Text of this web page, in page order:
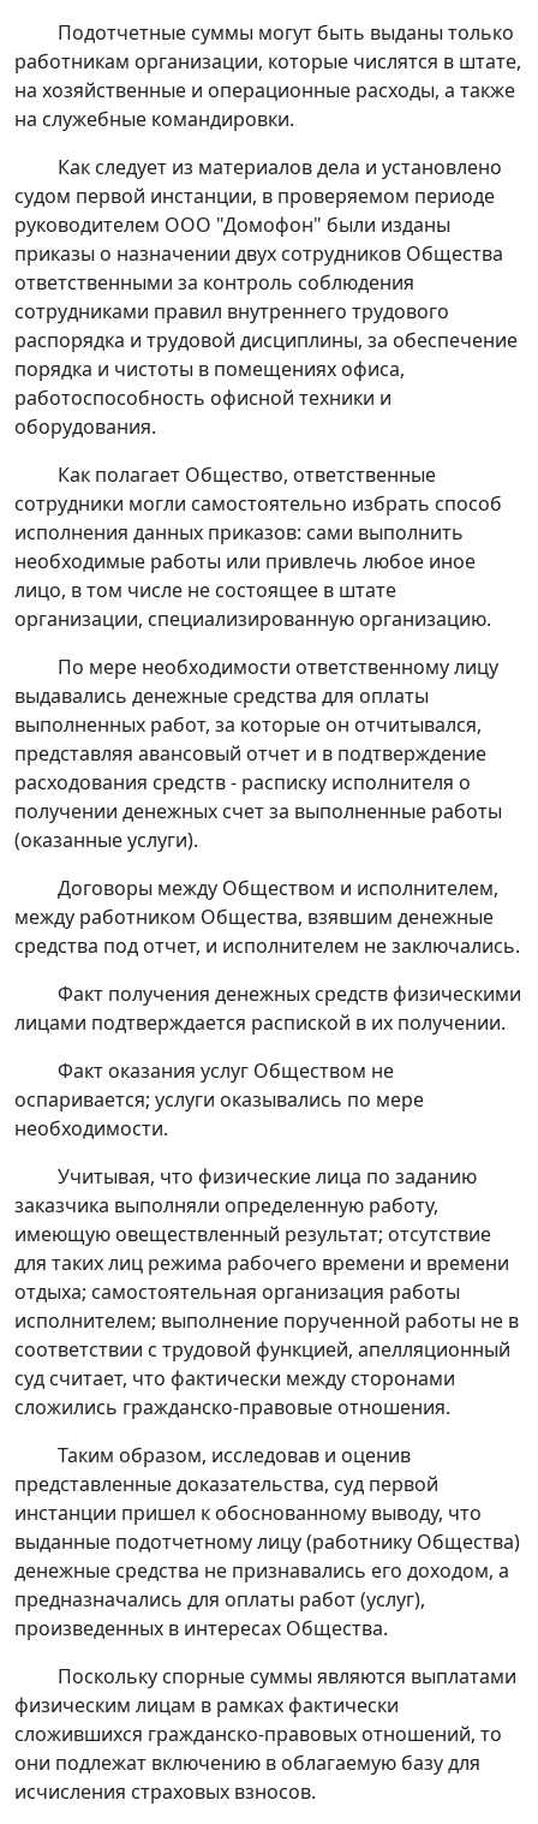
Подотчетные суммы могут быть выданы только
работникам организации, которые числятся в штате,
на хозяйственные и операционные расходы, а также
на служебные командировки.
Как следует из материалов дела и установлено
судом первой инстанции, в проверяемом периоде
руководителем ООО "Домофон" были изданы
приказы о назначении двух сотрудников Общества
ответственными за контроль соблюдения
сотрудниками правил внутреннего трудового
распорядка и трудовой дисциплины, за обеспечение
порядка и чистоты в помещениях офиса,
работоспособность офисной техники и
оборудования.
Как полагает Общество, ответственные
сотрудники могли самостоятельно избрать способ
исполнения данных приказов: сами выполнить
необходимые работы или привлечь любое иное
лицо, в том числе не состоящее в штате
организации, специализированную организацию.
По мере необходимости ответственному лицу
выдавались денежные средства для оплаты
выполненных работ, за которые он отчитывался,
представляя авансовый отчет и в подтверждение
расходования средств - расписку исполнителя о
получении денежных счет за выполненные работы
(оказанные услуги).
Договоры между Обществом и исполнителем,
между работником Общества, взявшим денежные
средства под отчет, и исполнителем не заключались.
Факт получения денежных средств физическими
лицами подтверждается распиской в их получении.
Факт оказания услуг Обществом не
оспаривается; услуги оказывались по мере
необходимости.
Учитывая, что физические лица по заданию
заказчика выполняли определенную работу,
имеющую овеществленный результат; отсутствие
для таких лиц режима рабочего времени и времени
отдыха; самостоятельная организация работы
исполнителем; выполнение порученной работы не в
соответствии с трудовой функцией, апелляционный
суд считает, что фактически между сторонами
сложились гражданско-правовые отношения.
Таким образом, исследовав и оценив
представленные доказательства, суд первой
инстанции пришел к обоснованному выводу, что
выданные подотчетному лицу (работнику Общества)
денежные средства не признавались его доходом, а
предназначались для оплаты работ (услуг),
произведенных в интересах Общества.
Поскольку спорные суммы являются выплатами
физическим лицам в рамках фактически
сложившихся гражданско-правовых отношений, то
они подлежат включению в облагаемую базу для
исчисления страховых взносов.